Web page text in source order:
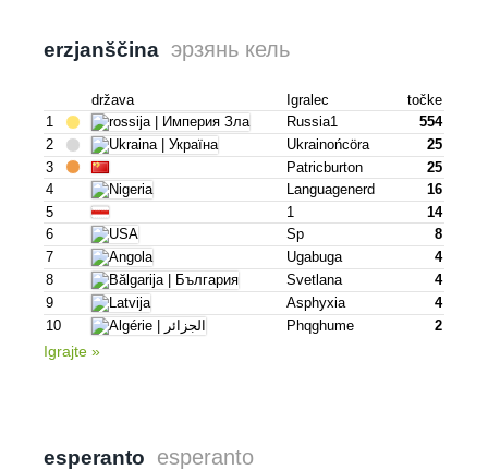
erzjanščina эрзянь кель
država Igralec
točke
1
Russia1
554
2
Ukrainońcöra
25
3
Patricburton
25
4
Languagenerd
16
5
1
14
6
Sp
8
7
Ugabuga
4
8
Svetlana
4
9
Asphyxia
4
10
Phqghume 2
Igrajte »
esperanto esperanto